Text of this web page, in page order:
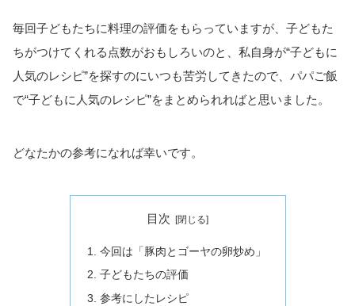
毎回子どもたちに料理の評価をもらっていますが、子どもた
ちがつけてくれる点数がおもしろいのと、私自身が“子どもに
人気のレシピ”を探すのにいつも苦労してきたので、パパご飯
で“子どもに人気のレシピ”をまとめられればと思いました。
どなたかの参考になれば幸いです。
目次
今回は「豚肉とゴーヤの卵炒め」
子どもたちの評価
参考にしたレシピ